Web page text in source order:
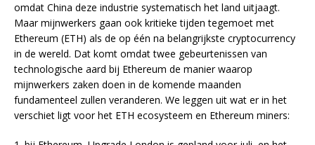
omdat China deze industrie systematisch het land uitjaagt.
Maar mijnwerkers gaan ook kritieke tijden tegemoet met
Ethereum (ETH) als de op één na belangrijkste cryptocurrency
in de wereld. Dat komt omdat twee gebeurtenissen van
technologische aard bij Ethereum de manier waarop
mijnwerkers zaken doen in de komende maanden
fundamenteel zullen veranderen. We leggen uit wat er in het
verschiet ligt voor het ETH ecosysteem en Ethereum miners: